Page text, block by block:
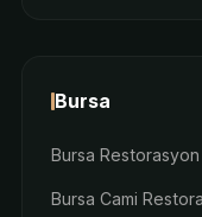
Bursa
Bursa Restorasyon
Bursa Cami